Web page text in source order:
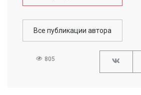
Все публикации автора
805